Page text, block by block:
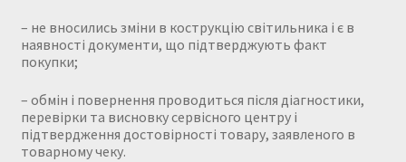
– не вносились зміни в кострукцію світильника і є в
наявності документи, що підтверджують факт
покупки;
– обмін і повернення проводиться після діагностики,
перевірки та висновку сервісного центру і
підтвердження достовірності товару, заявленого в
товарному чеку.